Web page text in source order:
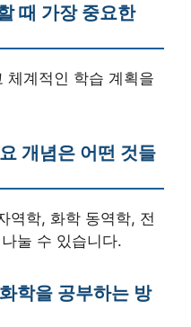
때 가장 중요한
체계적인 학습 계획을
개념은 어떤 것들
역학, 화학 동역학, 전
눌 수 있습니다.
학을 공부하는 방